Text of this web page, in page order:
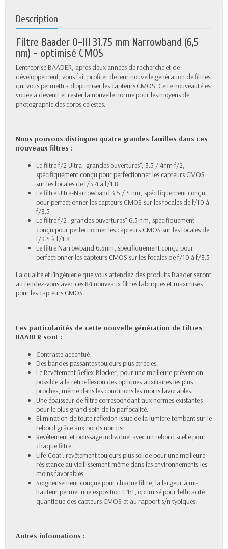
Description
Filtre Baader O-III 31.75 mm Narrowband (6,5
nm) - optimisé CMOS
L'entreprise BAADER, après deux années de recherche et de
développement, vous fait profiter de leur nouvelle génération de filtres
qui vous permettra d'optimiser les capteurs CMOS. Cette nouveauté est
vouée à devenir et rester la nouvelle norme pour les moyens de
photographie des corps célestes.
Nous pouvons distinguer quatre grandes familles dans ces
nouveaux filtres :
Le filtre f/2 Ultra "grandes ouvertures", 3.5 / 4nm f/2,
spécifiquement conçu pour perfectionner les capteurs CMOS
sur les focales de f/3.4 à f/1.8
Le filtre Ultra-Narrowband 3.5 / 4 nm, spécifiquement conçu
pour perfectionner les capteurs CMOS sur les focales de f/10 à
f/3.5
Le filtre f/2 "grandes ouvertures" 6.5 nm, spécifiquement
conçu pour perfectionner les capteurs CMOS sur les focales de
f/3.4 à f/1.8
Le filtre Narrowband 6.5nm, spécifiquement conçu pour
perfectionner les capteurs CMOS sur les focales de f/10 à f/3.5
La qualité et l'ingénierie que vous attendez des produits Baader seront
au rendez-vous avec ces 84 nouveaux filtres fabriqués et maximisés
pour les capteurs CMOS.
Les particularités de cette nouvelle génération de Filtres
BAADER sont :
Contraste accentué
Des bandes passantes toujours plus étrécies.
Le Revêtement Reflex-Blocker, pour une meilleure prévention
possible à la rétro-flexion des optiques auxiliaires les plus
proches, même dans les conditions les moins favorables.
Une épaisseur de filtre correspondant aux normes existantes
pour le plus grand soin de la parfocalité.
Elimination de toute réflexion issue de la lumière tombant sur le
rebord grâce aux bords noircis.
Revêtement et polissage individuel avec un rebord scellé pour
chaque filtre.
Life-Coat : revêtement toujours plus solide pour une meilleure
résistance au vieillissement même dans les environnements les
moins favorables.
Soigneusement conçue pour chaque filtre, la largeur à mi-
hauteur permet une exposition 1:1:1, optimisé pour l'efficacité
quantique des capteurs CMOS et au rapport s/n typiques.
Autres informations :